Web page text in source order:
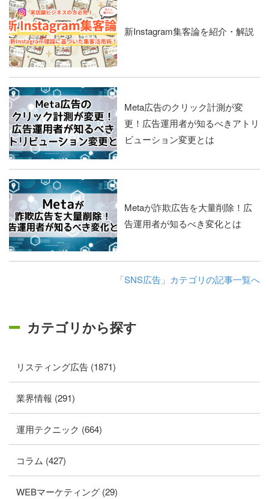
新Instagram集客論を紹介・解説
Meta広告のクリック計測が変
更！広告運用者が知るべきアトリ
ビューション変更とは
Metaが詐欺広告を大量削除！広
告運用者が知るべき変化とは
「SNS広告」カテゴリの記事一覧へ
カテゴリから探す
リスティング広告 (1871)
業界情報 (291)
運用テクニック (664)
コラム (427)
WEBマーケティング (29)